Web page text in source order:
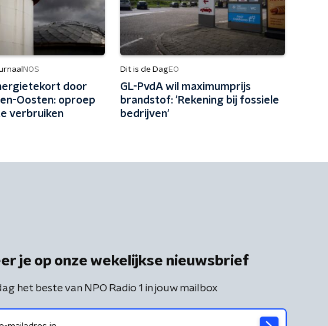
NOS
door
Oosten: oproep
verbruiken
Dit is de DagEO
GL-PvdA wil maximumprijs
brandstof: 'Rekening bij fossiele
bedrijven'
je op onze wekelijkse nieuwsbrief
het beste van NPO Radio 1 in jouw mailbox